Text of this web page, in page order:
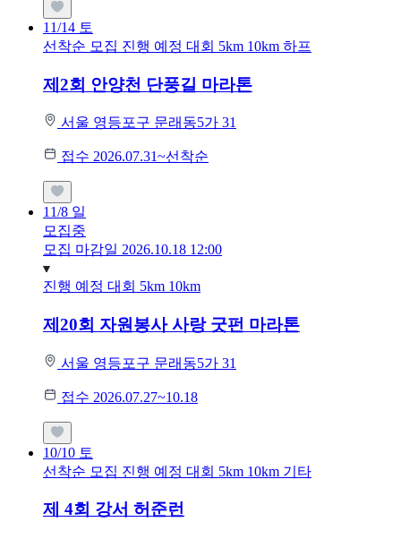
11/14 토
선착순 모집 진행 예정 대회 5km 10km 하프
제2회 안양천 단풍길 마라톤
서울 영등포구 문래동5가 31
접수 2026.07.31~선착순
11/8 일
모집중
모집 마감일 2026.10.18 12:00
진행 예정 대회 5km 10km
제20회 자원봉사 사랑 굿펀 마라톤
서울 영등포구 문래동5가 31
접수 2026.07.27~10.18
10/10 토
선착순 모집 진행 예정 대회 5km 10km 기타
제 4회 강서 허준런